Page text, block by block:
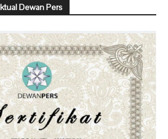
Dewan Pers